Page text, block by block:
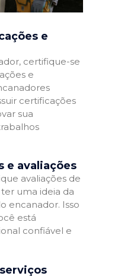
e
certifique-se
e
certificações
sua
e avaliações
avaliações de
uma ideia da
encanador. Isso
está
confiável e